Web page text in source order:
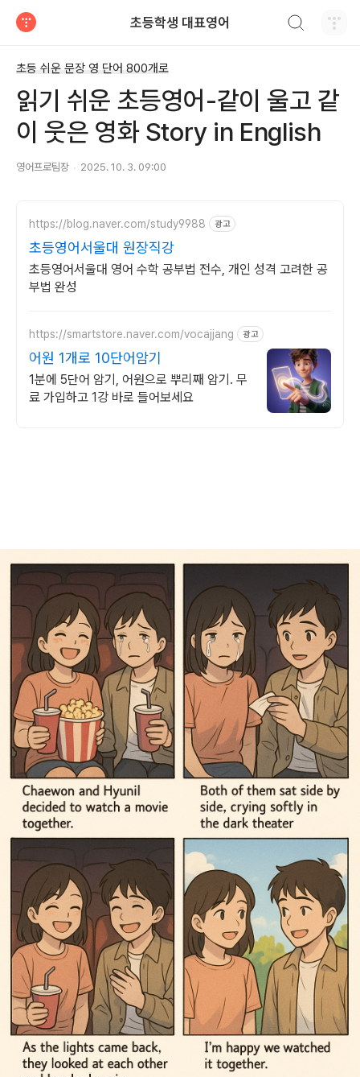
초등학생 대표영어
초등 쉬운 문장 영 단어 800개로
읽기 쉬운 초등영어-같이 울고 같
이 웃은 영화 Story in English
영어프로팀장 2025. 10. 3. 09:00
https://blog.naver.com/study9988 광고
초등영어서울대 원장직강
초등영어서울대 영어 수학 공부법 전수, 개인 성격 고려한 공
부법 완성
https://smartstore.naver.com/vocajjang 광고
어원 1개로 10단어암기
1분에 5단어 암기, 어원으로 뿌리째 암기. 무
료 가입하고 1강 바로 들어보세요